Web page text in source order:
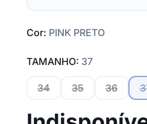
Cor: PINK PRETO
TAMANHO: 37
34 35 36